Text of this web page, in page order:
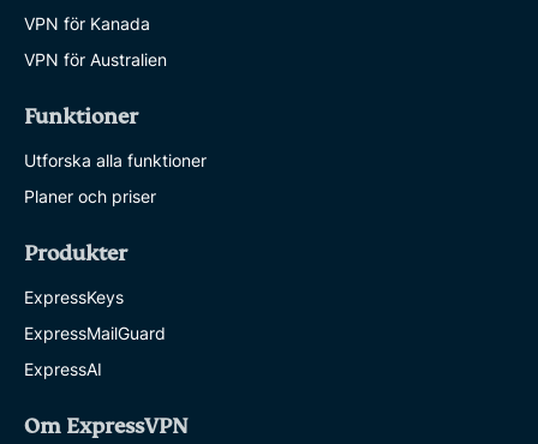
VPN för Kanada
VPN för Australien
Funktioner
Utforska alla funktioner
Planer och priser
Produkter
ExpressKeys
ExpressMailGuard
ExpressAI
Om ExpressVPN